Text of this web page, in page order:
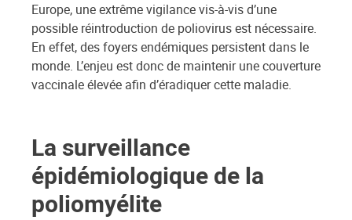
Europe, une extrême vigilance vis-à-vis d’une
possible réintroduction de poliovirus est nécessaire.
En effet, des foyers endémiques persistent dans le
monde. L’enjeu est donc de maintenir une couverture
vaccinale élevée afin d’éradiquer cette maladie.
La surveillance
épidémiologique de la
poliomyélite